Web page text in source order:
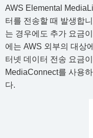
AWS Elemental
터를 전송할 때 발생합
는 경우에도 추가 요금
에는 AWS 외부의 대상
터넷 데이터 전송 요금
MediaConnect를 사용
다.